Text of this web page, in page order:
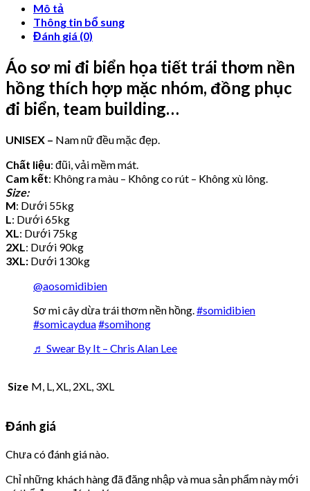
Mô tả
Thông tin bổ sung
Đánh giá (0)
Áo sơ mi đi biển họa tiết trái thơm nền
hồng thích hợp mặc nhóm, đồng phục
đi biển, team building…
UNISEX – Nam nữ đều mặc đẹp.
Chất liệu: đũi, vải mềm mát.
Cam kết: Không ra màu – Không co rút – Không xù lông.
Size:
M: Dưới 55kg
L : Dưới 65kg
XL : Dưới 75kg
2XL : Dưới 90kg
3XL: Dưới 130kg
@aosomidibien
Sơ mi cây dừa trái thơm nền hồng. #somidibien
#somicaydua#somihong
♬ Swear By It – Chris Alan Lee
Size M, L, XL, 2XL, 3XL
Đánh giá
Chưa có đánh giá nào.
Chỉ những khách hàng đã đăng nhập và mua sản phẩm này mới